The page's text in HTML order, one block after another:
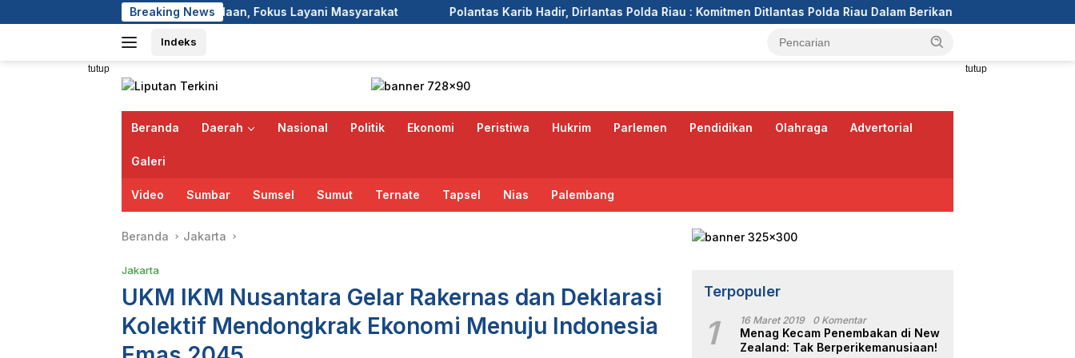
ke
Breaking News
Perbedaan, Fokus Layani Masyarakat Polantas Karib Hadir, Dirlantas Polda Riau : Komitmen Ditlantas Polda Riau Dalam Berikan Pelayanan, Perlindungan, dan Edukasi
Indeks
tutup tutup
Beranda Daerah Nasional Politik Ekonomi Peristiwa Hukrim Parlemen Pendidikan Olahraga Advertorial
Galeri
Video Sumbar Sumsel Sumut Ternate Tapsel Nias Palembang
Beranda Jakarta
Jakarta
UKM IKM Nusantara Gelar Rakernas dan Deklarasi
Kolektif Mendongkrak Ekonomi Menuju Indonesia
Terpopuler
1 16 Maret 2019 0 Komentar
Menag Kecam Penembakan di New
Zealand: Tak Berperikemanusiaan!